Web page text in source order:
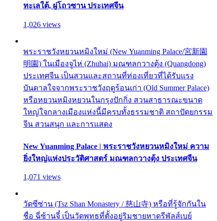
ทะเลใต้, ผู่โถวซาน ประเทศจีน
1,026 views
พระราชวังหยวนหมิงใหม่ (New Yuanming Palace/宮新園
明園) ในเมืองจูไห่ (Zhuhai) มณฑลกวางตุ้ง (Quangdong)
ประเทศจีน เป็นสวนและสถานที่ท่องเที่ยวที่ได้รับแรง
บันดาลใจจากพระราชวังฤดูร้อนเก่า (Old Summer Palace)
หรือหยวนหมิงหยวนในกรุงปักกิ่ง สวนสาธารณะขนาด
ใหญ่ใจกลางเมืองแห่งนี้มีครบทั้งธรรมชาติ สถาปัตยกรรม
จีน สวนสนุก และการแสดง
New Yuanming Palace | พระราชวังหยวนหมิงใหม่ ความ
ยิ่งใหญ่แห่งประวัติศาสตร์ มณฑลกวางตุ้ง ประเทศจีน
1,071 views
วัดซีซ่าน (Tsz Shan Monastery / 慈山寺) หรือที่รู้จักกันใน
ชื่อ ฉี่ซ้านจี๋ เป็นวัดพุทธที่ตั้งอยู่ริมชายหาดรีพัลส์เบย์